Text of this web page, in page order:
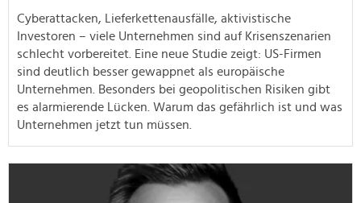
Cyberattacken, Lieferkettenausfälle, aktivistische
Investoren – viele Unternehmen sind auf Krisenszenarien
schlecht vorbereitet. Eine neue Studie zeigt: US-Firmen
sind deutlich besser gewappnet als europäische
Unternehmen. Besonders bei geopolitischen Risiken gibt
es alarmierende Lücken. Warum das gefährlich ist und was
Unternehmen jetzt tun müssen.